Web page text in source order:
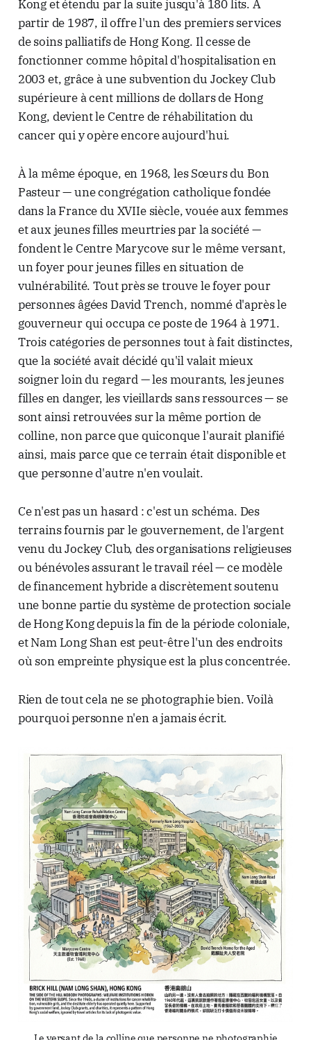
Kong et étendu par la suite jusqu'à 180 lits. À
partir de 1987, il offre l'un des premiers services
de soins palliatifs de Hong Kong. Il cesse de
fonctionner comme hôpital d'hospitalisation en
2003 et, grâce à une subvention du Jockey Club
supérieure à cent millions de dollars de Hong
Kong, devient le Centre de réhabilitation du
cancer qui y opère encore aujourd'hui.
À la même époque, en 1968, les Sœurs du Bon
Pasteur — une congrégation catholique fondée
dans la France du XVIIe siècle, vouée aux femmes
et aux jeunes filles meurtries par la société —
fondent le Centre Marycove sur le même versant,
un foyer pour jeunes filles en situation de
vulnérabilité. Tout près se trouve le foyer pour
personnes âgées David Trench, nommé d'après le
gouverneur qui occupa ce poste de 1964 à 1971.
Trois catégories de personnes tout à fait distinctes,
que la société avait décidé qu'il valait mieux
soigner loin du regard — les mourants, les jeunes
filles en danger, les vieillards sans ressources — se
sont ainsi retrouvées sur la même portion de
colline, non parce que quiconque l'aurait planifié
ainsi, mais parce que ce terrain était disponible et
que personne d'autre n'en voulait.
Ce n'est pas un hasard : c'est un schéma. Des
terrains fournis par le gouvernement, de l'argent
venu du Jockey Club, des organisations religieuses
ou bénévoles assurant le travail réel — ce modèle
de financement hybride a discrètement soutenu
une bonne partie du système de protection sociale
de Hong Kong depuis la fin de la période coloniale,
et Nam Long Shan est peut-être l'un des endroits
où son empreinte physique est la plus concentrée.
Rien de tout cela ne se photographie bien. Voilà
pourquoi personne n'en a jamais écrit.